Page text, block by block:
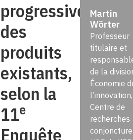
progressive
des
produits
existants,
selon la
11e
Enquête
Martin
Wörter
Professeur
titulaire et
de la
Économie
l’innovation,
Centre de
recherches